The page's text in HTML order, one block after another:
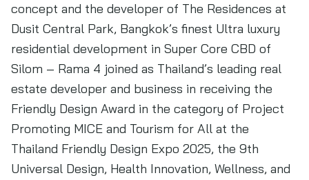
concept and the developer of The Residences at
Dusit Central Park, Bangkok’s finest Ultra luxury
residential development in Super Core CBD of
Silom – Rama 4 joined as Thailand’s leading real
estate developer and business in receiving the
Friendly Design Award in the category of Project
Promoting MICE and Tourism for All at the
Thailand Friendly Design Expo 2025, the 9th
Universal Design, Health Innovation, Wellness, and